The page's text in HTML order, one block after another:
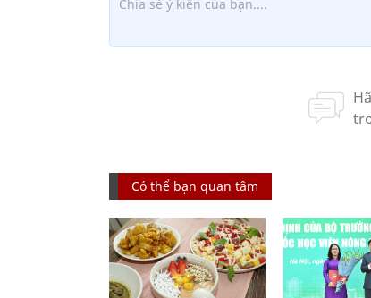
Có thể bạn quan tâm